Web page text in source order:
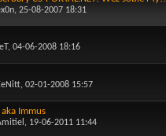
, 25-08-2007 18:31
, 04-06-2008 18:16
, 02-01-2008 15:57
Immus
, 19-06-2011 11:44